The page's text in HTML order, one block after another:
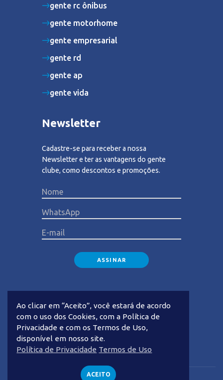
gente rc ônibus
gente motorhome
gente empresarial
gente rd
gente ap
gente vida
Newsletter
Cadastre-se para receber a nossa
Newsletter e ter as vantagens do gente
clube, como descontos e promoções.
Privacidade Termos de Uso
Ao clicar em “Aceito”, você estará de acordo
com o uso dos Cookies, com a Política de
Privacidade e com os Termos de Uso,
disponível em nosso site.
Política de Privacidade Termos de Uso
ACEITO